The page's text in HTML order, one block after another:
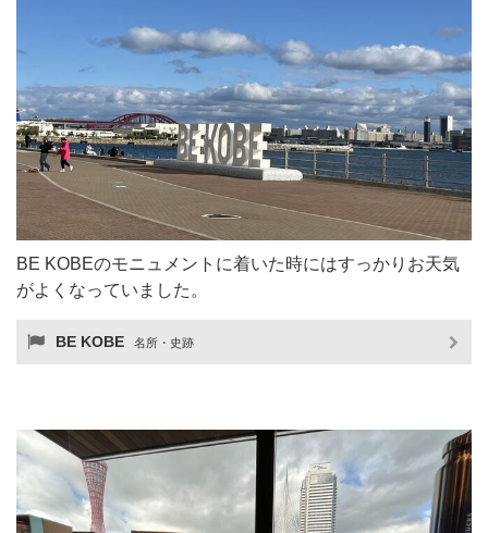
BE KOBEのモニュメントに着いた時にはすっかりお天気
がよくなっていました。
BE KOBE 名所・史跡